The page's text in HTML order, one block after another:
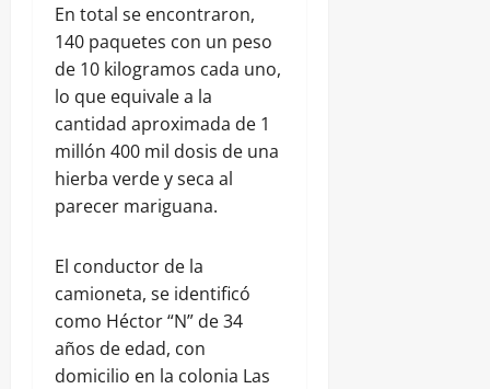
En total se encontraron,
140 paquetes con un peso
de 10 kilogramos cada uno,
lo que equivale a la
cantidad aproximada de 1
millón 400 mil dosis de una
hierba verde y seca al
parecer mariguana.
El conductor de la
camioneta, se identificó
como Héctor “N” de 34
años de edad, con
domicilio en la colonia Las